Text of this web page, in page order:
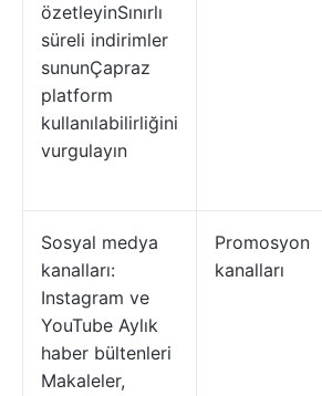
özetleyinSınırlı
süreli indirimler
sununÇapraz
platform
kullanılabilirliğini
vurgulayın
Sosyal medya
kanalları:
Instagram ve
YouTube Aylık
haber bültenleri
Makaleler,
Promosyon
kanalları